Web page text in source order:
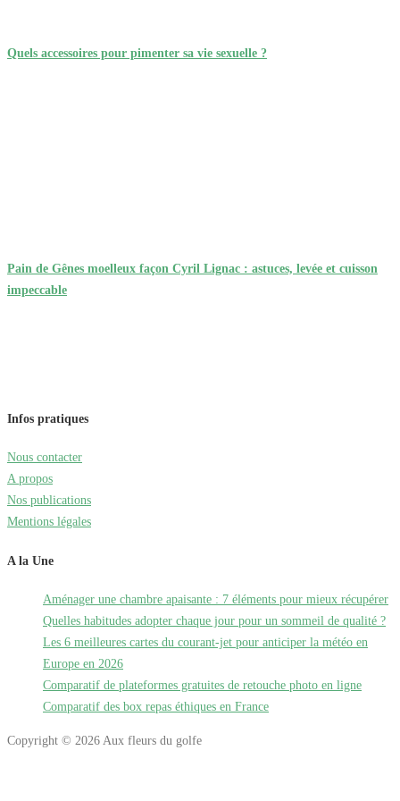
Quels accessoires pour pimenter sa vie sexuelle ?
Pain de Gênes moelleux façon Cyril Lignac : astuces, levée et cuisson
impeccable
Infos pratiques
Nous contacter
A propos
Nos publications
Mentions légales
A la Une
Aménager une chambre apaisante : 7 éléments pour mieux récupérer
Quelles habitudes adopter chaque jour pour un sommeil de qualité ?
Les 6 meilleures cartes du courant-jet pour anticiper la météo en
Europe en 2026
Comparatif de plateformes gratuites de retouche photo en ligne
Comparatif des box repas éthiques en France
Copyright © 2026 Aux fleurs du golfe